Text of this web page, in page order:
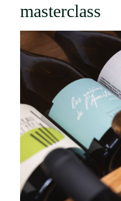
masterclass